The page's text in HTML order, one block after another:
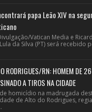
papa Leão XIV na
Vatican Media e
da Silva (PT) será recebido
RODRIGUES/RN: HOMEM DE
A TIROS NA CIDADE
homicídio na madrugada
de Alto do Rodrigues,